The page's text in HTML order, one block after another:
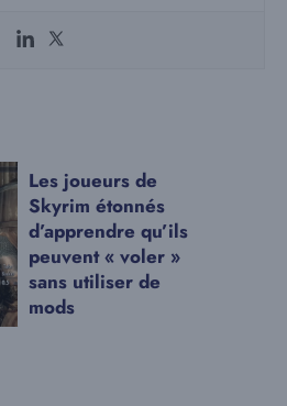
Les joueurs de
Skyrim étonnés
d’apprendre qu’ils
peuvent « voler »
sans utiliser de
mods